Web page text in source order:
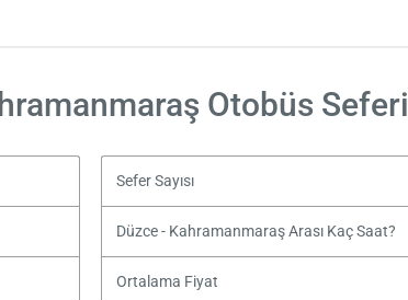
Otobüs Seferi
Sefer Sayısı
Düzce - Kahramanmaraş Arası Kaç Saat?
Ortalama Fiyat